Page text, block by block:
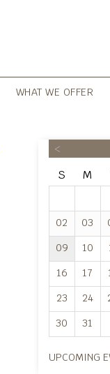
WHAT WE OFFER
<
S M
02
03
09
10
16
17
23
24
30
31
UPCOMING